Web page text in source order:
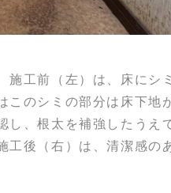
施工前（左）は、床にシ
このシミの部分は床下地
し、根太を補強したうえ
工後（右）は、清潔感の